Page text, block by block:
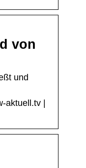
von
und
|